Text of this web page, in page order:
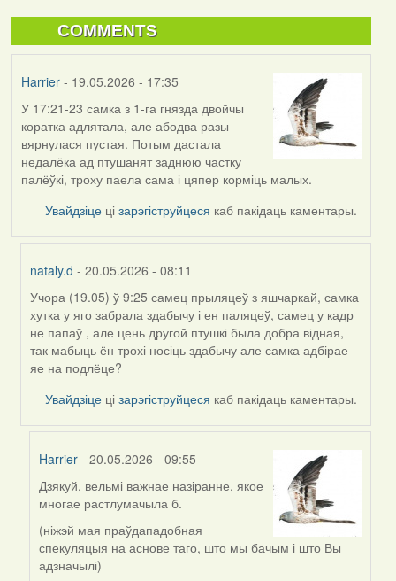
COMMENTS
Harrier- 19.05.2026 - 17:35
У 17:21-23 самка з 1-га гнязда двойчы
коратка адлятала, але абодва разы
вярнулася пустая. Потым дастала
недалёка ад птушанят заднюю частку
палёўкі, троху паела сама і цяпер корміць малых.
Увайдзіце цізарэгіструйцеся каб пакідаць каментары.
nataly.d - 20.05.2026 - 08:11
In
reply
to
by
Harrier
Учора (19.05) ў 9:25 самец прыляцеў з яшчаркай, самка
хутка у яго забрала здабычу і ен паляцеў, самец у кадр
не папаў , але цень другой птушкі была добра відная,
так мабыць ён трохі носіць здабычу але самка адбірае
яе на подлёце?
Увайдзіце цізарэгіструйцеся каб пакідаць каментары.
Harrier - 20.05.2026 - 09:55
In
reply
to
by
nataly.d
Дзякуй, вельмі важнае назіранне, якое
многае растлумачыла б.
(ніжэй мая праўдападобная
спекуляцыя на аснове таго, што мы бачым і што Вы
адзначылі)